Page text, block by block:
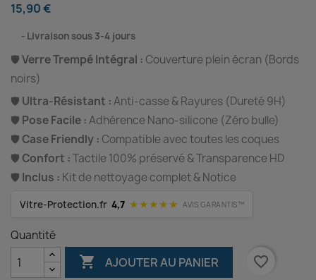
15,90 €
Livraison sous 3-4 jours
🛡️Verre Trempé Intégral : Couverture plein écran (Bords
noirs)
🛡️ Ultra-Résistant :Anti-casse & Rayures (Dureté 9H)
🛡️ Pose Facile :Adhérence Nano-silicone (Zéro bulle)
🛡️ Case Friendly : Compatible avec toutes les coques
🛡️ Confort :Tactile 100% préservé & Transparence HD
🛡️ Inclus : Kit de nettoyage complet & Notice
Vitre-Protection.fr 4,7 ★★★★★ AVIS GARANTIS™
Quantité
 AJOUTER AU PANIER favorite_border